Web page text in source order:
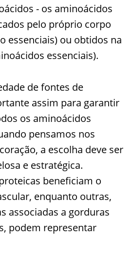
- os aminoácidos
pelo próprio corpo
essenciais) ou obtidos na
essenciais).
de fontes de
assim para garantir
os aminoácidos
pensamos nos
a escolha deve ser
e estratégica.
beneficiam o
enquanto outras,
associadas a gorduras
podem representar